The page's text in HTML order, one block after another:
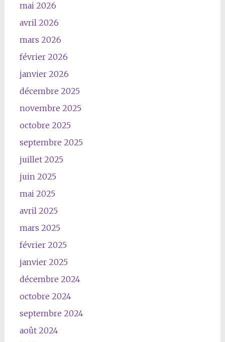
mai 2026
avril 2026
mars 2026
février 2026
janvier 2026
décembre 2025
novembre 2025
octobre 2025
septembre 2025
juillet 2025
juin 2025
mai 2025
avril 2025
mars 2025
février 2025
janvier 2025
décembre 2024
octobre 2024
septembre 2024
août 2024